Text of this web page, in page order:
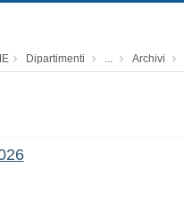
Dipartimenti ... Archivi